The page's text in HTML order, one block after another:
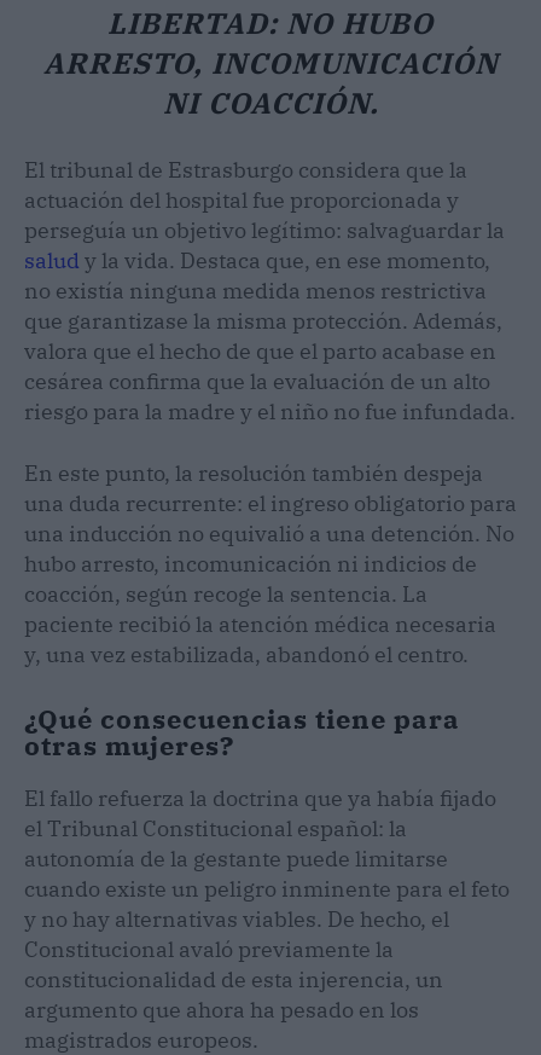
LIBERTAD: NO HUBO
ARRESTO, INCOMUNICACIÓN
NI COACCIÓN.
El tribunal de Estrasburgo considera que la
actuación del hospital fue proporcionada y
perseguía un objetivo legítimo: salvaguardar la
salud y la vida. Destaca que, en ese momento,
no existía ninguna medida menos restrictiva
que garantizase la misma protección. Además,
valora que el hecho de que el parto acabase en
cesárea confirma que la evaluación de un alto
riesgo para la madre y el niño no fue infundada.
En este punto, la resolución también despeja
una duda recurrente: el ingreso obligatorio para
una inducción no equivalió a una detención. No
hubo arresto, incomunicación ni indicios de
coacción, según recoge la sentencia. La
paciente recibió la atención médica necesaria
y, una vez estabilizada, abandonó el centro.
¿Qué consecuencias tiene para
otras mujeres?
El fallo refuerza la doctrina que ya había fijado
el Tribunal Constitucional español: la
autonomía de la gestante puede limitarse
cuando existe un peligro inminente para el feto
y no hay alternativas viables. De hecho, el
Constitucional avaló previamente la
constitucionalidad de esta injerencia, un
argumento que ahora ha pesado en los
magistrados europeos.